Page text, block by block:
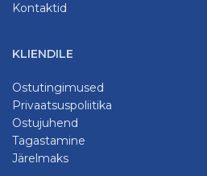
Kontaktid
KLIENDILE
Ostutingimused
Privaatsuspoliitika
Ostujuhend
Tagastamine
Järelmaks